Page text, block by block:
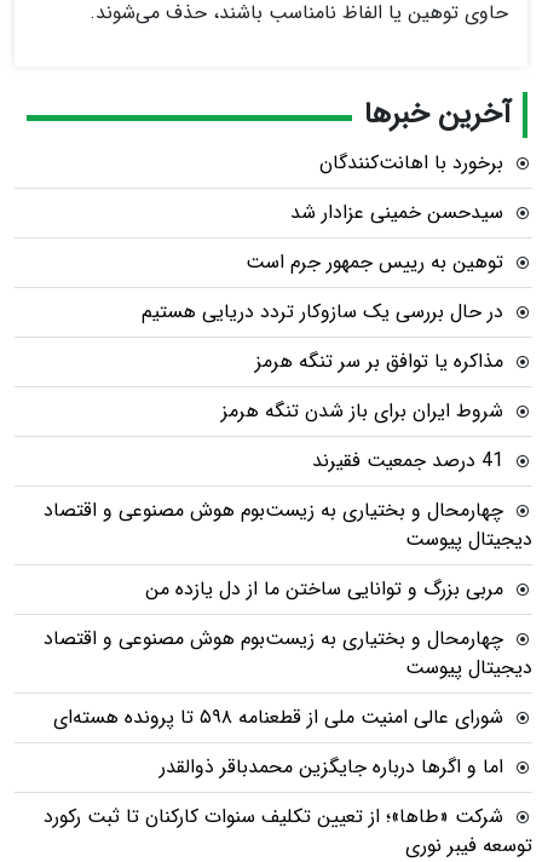
حاوی توهین یا الفاظ نامناسب باشند، حذف می‌شوند.
آخرین خبرها
برخورد با اهانت‌کنندگان
سیدحسن خمینی عزادار شد
توهین به رییس جمهور جرم است
در حال بررسی یک سازوکار تردد دریایی هستیم
مذاکره یا توافق بر سر تنگه هرمز
شروط ایران برای باز شدن تنگه هرمز
41 درصد جمعیت فقیرند
چهارمحال و بختیاری به زیست‌بوم هوش مصنوعی و اقتصاد
دیجیتال پیوست
مربی بزرگ و توانایی ساختن ما از دل یازده من
چهارمحال و بختیاری به زیست‌بوم هوش مصنوعی و اقتصاد
دیجیتال پیوست
شورای عالی امنیت ملی از قطعنامه ۵۹۸ تا پرونده هسته‌ای
اما و اگرها درباره جایگزین محمدباقر ذوالقدر
شرکت «طاها»؛ از تعیین تکلیف سنوات کارکنان تا ثبت رکورد
توسعه فیبر نوری